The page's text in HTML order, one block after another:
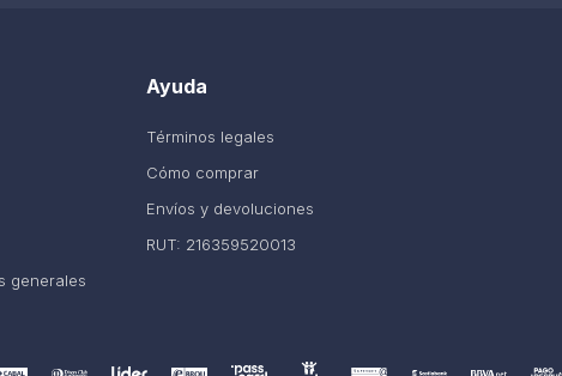
Ayuda
Términos legales
Cómo comprar
Envíos y devoluciones
RUT: 216359520013
generales